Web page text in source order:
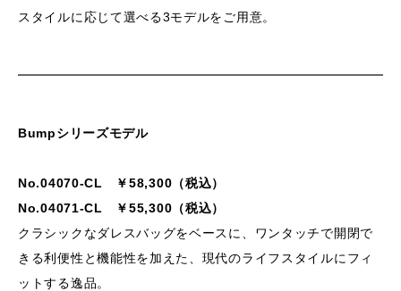
スタイルに応じて選べる3モデルをご用意。
Bumpシリーズモデル
No.04070-CL ￥58,300（税込）
No.04071-CL ￥55,300（税込）
クラシックなダレスバッグをベースに、ワンタッチで開閉で
きる利便性と機能性を加えた、現代のライフスタイルにフィ
ットする逸品。